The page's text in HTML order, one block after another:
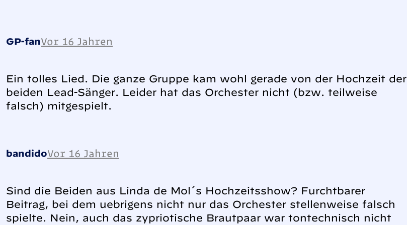
GP-fanVor 16 Jahren
Ein tolles Lied. Die ganze Gruppe kam wohl gerade von der Hochzeit der
beiden Lead-Sänger. Leider hat das Orchester nicht (bzw. teilweise
falsch) mitgespielt.
bandidoVor 16 Jahren
Sind die Beiden aus Linda de Mol´s Hochzeitsshow? Furchtbarer
Beitrag, bei dem uebrigens nicht nur das Orchester stellenweise falsch
spielte. Nein, auch das zypriotische Brautpaar war tontechnisch nicht